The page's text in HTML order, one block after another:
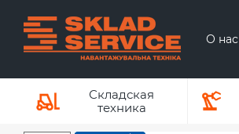
О нас
Складская
техника